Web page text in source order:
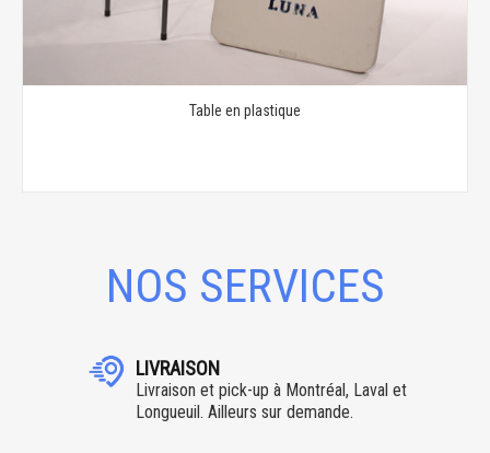
Table en plastique
NOS SERVICES
LIVRAISON
Livraison et pick-up à Montréal, Laval et
Longueuil. Ailleurs sur demande.